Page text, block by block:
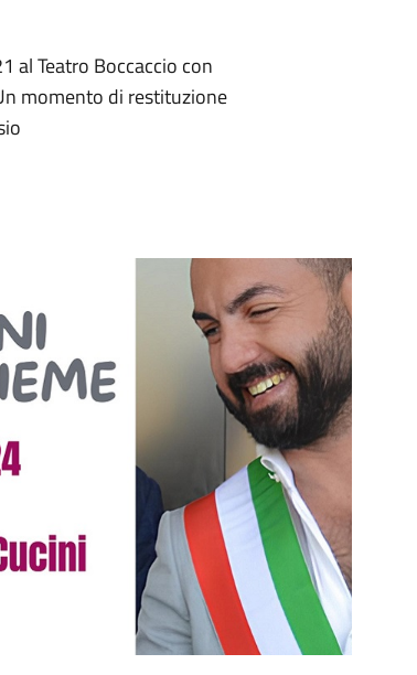
al Teatro Boccaccio con
momento di restituzione